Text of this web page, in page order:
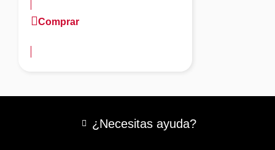
Comprar
¿Necesitas ayuda?